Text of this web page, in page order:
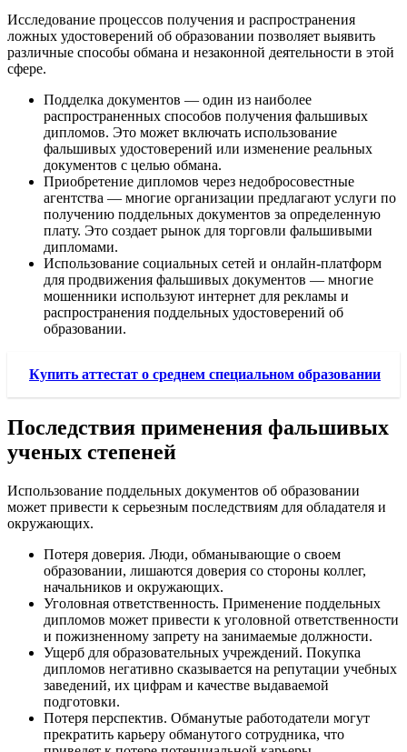
Исследование процессов получения и распространения
ложных удостоверений об образовании позволяет выявить
различные способы обмана и незаконной деятельности в этой
сфере.
Подделка документов — один из наиболее
распространенных способов получения фальшивых
дипломов. Это может включать использование
фальшивых удостоверений или изменение реальных
документов с целью обмана.
Приобретение дипломов через недобросовестные
агентства — многие организации предлагают услуги по
получению поддельных документов за определенную
плату. Это создает рынок для торговли фальшивыми
дипломами.
Использование социальных сетей и онлайн-платформ
для продвижения фальшивых документов — многие
мошенники используют интернет для рекламы и
распространения поддельных удостоверений об
образовании.
Купить аттестат о среднем специальном образовании
Последствия применения фальшивых
ученых степеней
Использование поддельных документов об образовании
может привести к серьезным последствиям для обладателя и
окружающих.
Потеря доверия. Люди, обманывающие о своем
образовании, лишаются доверия со стороны коллег,
начальников и окружающих.
Уголовная ответственность. Применение поддельных
дипломов может привести к уголовной ответственности
и пожизненному запрету на занимаемые должности.
Ущерб для образовательных учреждений. Покупка
дипломов негативно сказывается на репутации учебных
заведений, их цифрам и качестве выдаваемой
подготовки.
Потеря перспектив. Обманутые работодатели могут
прекратить карьеру обманутого сотрудника, что